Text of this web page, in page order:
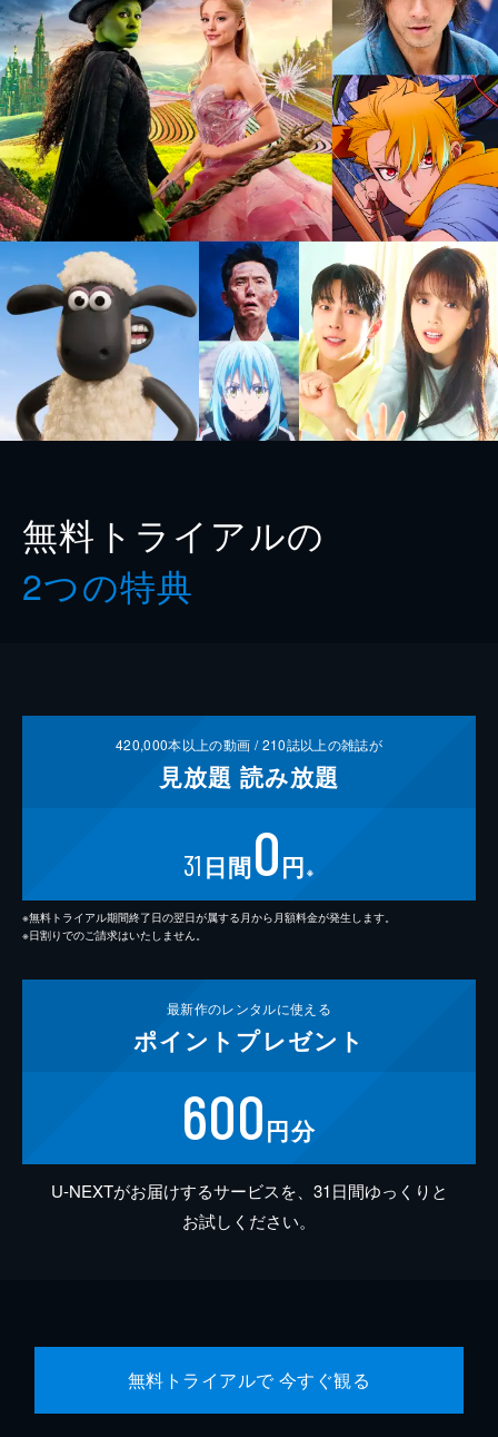
無料トライアルの
2つの特典
420,000本以上の動画 /210誌以上の雑誌が
見放題 読み放題
31 日間0円 ※
※無料トライアル期間終了日の翌日が属する月から月額料金が発生します。
※日割りでのご請求はいたしません。
最新作のレンタルに使える
ポイント プレゼント
600円分
U-NEXTがお届けするサービスを、31日間ゆっくりと
お試しください。
無料トライアルで 今すぐ観る